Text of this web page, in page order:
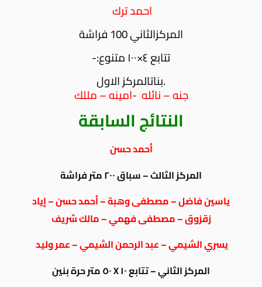
احمد ترك
المركزالثاني 100 فراشة
تتابع ٤×١٠٠ متنوع:-
.بناتالمركز الاول
جنه – نائله -امينه – مللك
النتائج السابقة
أحمد حسن
المركز الثالث – سباق ٢٠٠ متر فراشة
ياسين فاضل – مصطفى وهبة – أحمد حسن – إياد
زقزوق – مصطفى فهمي – مالك شريف
يسري الشيمي – عبد الرحمن الشيمي – عمر وليد
المركز الثاني – تتابع ١٠ X ٥٠ متر حرة بنين